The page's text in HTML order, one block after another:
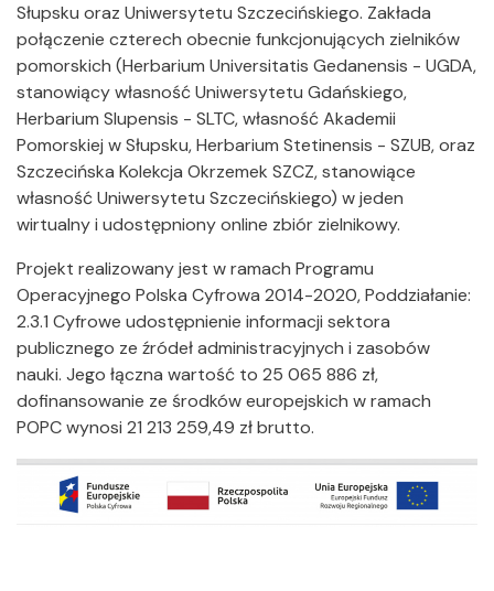
Słupsku oraz Uniwersytetu Szczecińskiego. Zakłada
połączenie czterech obecnie funkcjonujących zielników
pomorskich (Herbarium Universitatis Gedanensis - UGDA,
stanowiący własność Uniwersytetu Gdańskiego,
Herbarium Slupensis - SLTC, własność Akademii
Pomorskiej w Słupsku, Herbarium Stetinensis - SZUB, oraz
Szczecińska Kolekcja Okrzemek SZCZ, stanowiące
własność Uniwersytetu Szczecińskiego) w jeden
wirtualny i udostępniony online zbiór zielnikowy.
Projekt realizowany jest w ramach Programu
Operacyjnego Polska Cyfrowa 2014-2020, Poddziałanie:
2.3.1 Cyfrowe udostępnienie informacji sektora
publicznego ze źródeł administracyjnych i zasobów
nauki. Jego łączna wartość to 25 065 886 zł,
dofinansowanie ze środków europejskich w ramach
POPC wynosi 21 213 259,49 zł brutto.